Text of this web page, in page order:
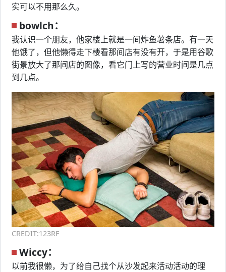
实可以不用那么久。
bowlch：
我认识一个朋友，他家楼上就是一间炸鱼薯条店。有一天
他饿了，但他懒得走下楼看那间店有没有开，于是用谷歌
街景放大了那间店的图像，看它门上写的营业时间是几点
到几点。
CREDIT:123RF
Wiccy：
以前我很懒，为了给自己找个从沙发起来活动活动的理